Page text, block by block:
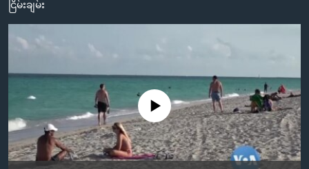
ကျော်
စာမျက်နှာ
ကျော်
မကြေးမုံရဲ့ အင်္ဂလိပ်စာ
သုတပဒေသာ အင်္ဂလိပ်စာ
ရေဒီယို
ရေဒီယိုနှင့်ရုပ်သံ အချက်အလက်များ
Learning English
ဗွီအိုအေ လူမှုကွန်ယက်များ
ငြိမ်းချမ်း
No media source currently available